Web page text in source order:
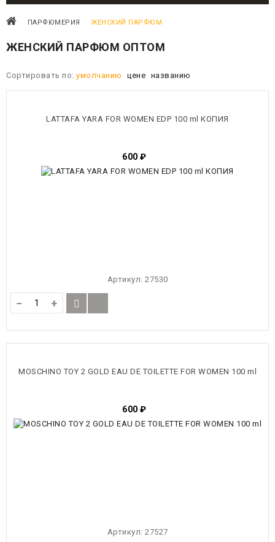
ПАРФЮМЕРИЯ ЖЕНСКИЙ ПАРФЮМ
ЖЕНСКИЙ ПАРФЮМ ОПТОМ
Сортировать по: умолчанию цене названию
LATTAFA YARA FOR WOMEN EDP 100 ml КОПИЯ
600 ₽
Артикул: 27530
− +
MOSCHINO TOY 2 GOLD EAU DE TOILETTE FOR WOMEN 100 ml
600 ₽
Артикул: 27527